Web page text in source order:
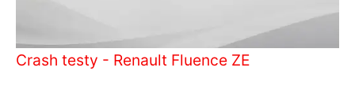
Crash testy - Renault Fluence ZE